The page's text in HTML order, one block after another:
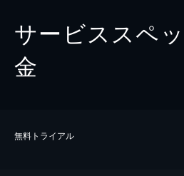
サービススペ
金
無料トライアル